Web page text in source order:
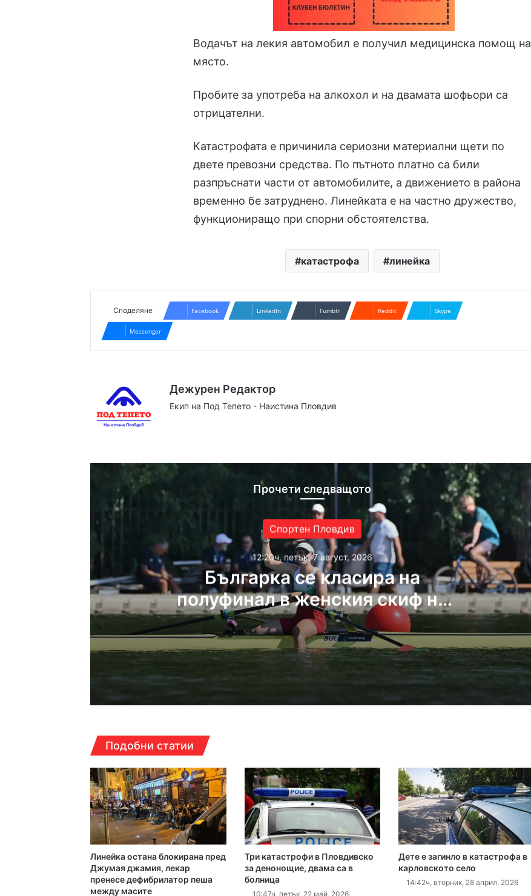
Водачът на лекия автомобил е получил медицинска помощ на
място.
Пробите за употреба на алкохол и на двамата шофьори са
отрицателни.
Катастрофата е причинила сериозни материални щети по
двете превозни средства. По пътното платно са били
разпръснати части от автомобилите, а движението в района
временно бе затруднено. Линейката е на частно дружество,
функциониращо при спорни обстоятелства.
катастрофа линейка
Споделяне Facebook LinkedIn Tumblr Reddit Skype
Messenger
Дежурен Редактор
Екип на Под Тепето - Наистина Пловдив
Прочети следващото
Спортен Пловдив
12:20ч, петък, 7 август, 2026
Българка се класира на
полуфинал в женския скиф на
Световното по гребане
12:08ч, петък, 7 август, 2026
12:03ч, петък, 7 август, 2026
Театър „Хенд“ дебютира на световния Edinburgh Festival Fringe
11:50ч, петък, 7 август, 2026
155 тона вода от въздуха помогнаха в битката с пожара в Пазарджишко
Подобни статии
Линейка остана блокирана пред
Джумая джамия, лекар
пренесе дефибрилатор пеша
между масите
Три катастрофи в Пловдивско
за денонощие, двама са в
болница
10:47ч, петък, 22 май, 2026
Дете е загинло в катастрофа в
карловското село
14:42ч, вторник, 28 април, 2026